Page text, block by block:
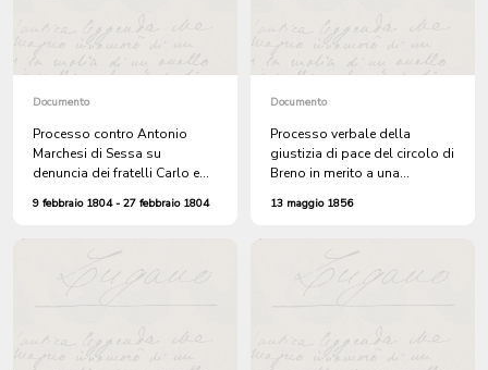
Documento
Processo contro Antonio
Marchesi di Sessa su
denuncia dei fratelli Carlo e
9 febbraio 1804 - 27 febbraio 1804
Documento
Processo verbale della
giustizia di pace del circolo di
Breno in merito a una
Mercolli di Vezio per il furto di
13 maggio 1856